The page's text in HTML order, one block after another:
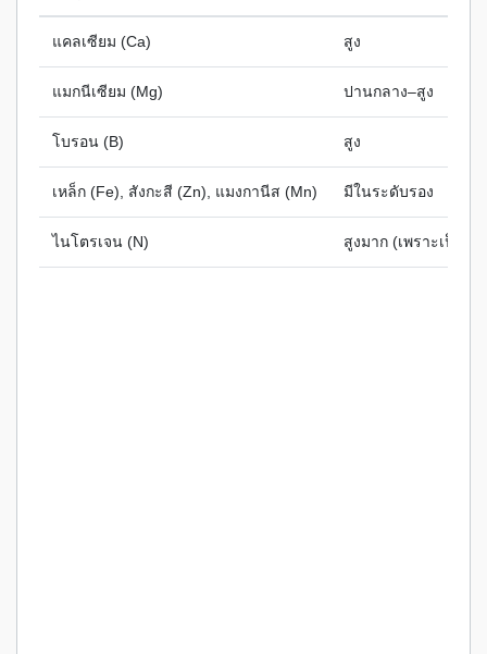
แคลเซียม (Ca) สูง
แมกนีเซียม (Mg) ปานกลาง–สูง
โบรอน (B) สูง
เหล็ก (Fe), สังกะสี (Zn), แมงกานีส (Mn) มีในระดับรอง
ไนโตรเจน (N) สูงมาก (เพราะเป็นพื